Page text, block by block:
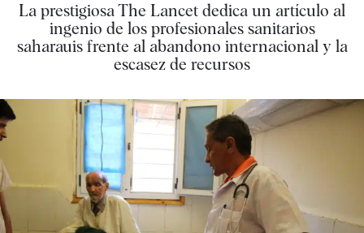
La prestigiosa The Lancet dedica un artículo al
ingenio de los profesionales sanitarios
saharauis frente al abandono internacional y la
escasez de recursos